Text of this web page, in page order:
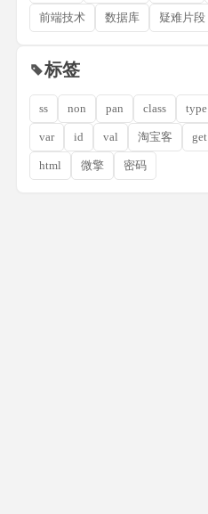
前端技术 数据库 疑难片段
标签
ss non pan class type
var id val 淘宝客 get
html 微擎 密码